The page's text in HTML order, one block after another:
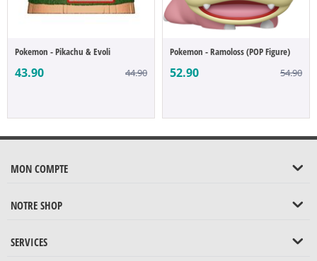
Pokemon - Pikachu & Evoli
43.90 44.90
Pokemon - Ramoloss (POP Figure)
52.90 54.90
MON COMPTE
NOTRE SHOP
SERVICES